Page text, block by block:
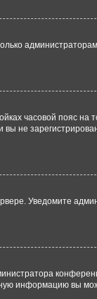
часовой пояс на
вы не
Уведомите
информацию вы